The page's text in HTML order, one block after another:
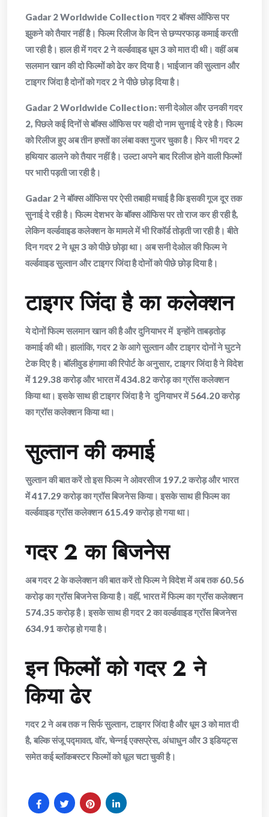
Gadar 2 Worldwide Collection गदर 2 बॉक्स ऑफिस पर
झुकने को तैयार नहीं है। फिल्म रिलीज के दिन से छप्परफाड़ कमाई करती
जा रही है। हाल ही में गदर 2 ने वर्ल्डवाइड धूम 3 को मात दी थी। वहीं अब
सलमान खान की दो फिल्मों को ढेर कर दिया है। भाईजान की सुल्तान और
टाइगर जिंदा है दोनों को गदर 2 ने पीछे छोड़ दिया है।
Gadar 2 Worldwide Collection: सनी देओल और उनकी गदर
2, पिछले कई दिनों से बॉक्स ऑफिस पर यही दो नाम सुनाई दे रहे है। फिल्म
को रिलीज हुए अब तीन हफ्तों का लंबा वक्त गुजर चुका है। फिर भी गदर 2
हथियार डालने को तैयार नहीं है। उल्टा अपने बाद रिलीज होने वाली फिल्मों
पर भारी पड़ती जा रही है।
Gadar 2 ने बॉक्स ऑफिस पर ऐसी तबाही मचाई है कि इसकी गूज दूर तक
सुनाई दे रही है। फिल्म देशभर के बॉक्स ऑफिस पर तो राज कर ही रही है,
लेकिन वर्ल्डवाइड कलेक्शन के मामले में भी रिकॉर्ड तोड़ती जा रही है। बीते
दिन गदर 2 ने धूम 3 को पीछे छोड़ा था। अब सनी देओल की फिल्म ने
वर्ल्डवाइड सुल्तान और टाइगर जिंदा है दोनों को पीछे छोड़ दिया है।
टाइगर जिंदा है का कलेक्शन
ये दोनों फिल्म सलमान खान की है और दुनियाभर में इन्होंने ताबड़तोड़
कमाई की थी। हालांकि, गदर 2 के आगे सुल्तान और टाइगर दोनों ने घुटने
टेक दिए है। बॉलीवुड हंगामा की रिपोर्ट के अनुसार, टाइगर जिंदा है ने विदेश
में 129.38 करोड़ और भारत में 434.82 करोड़ का ग्रॉस कलेक्शन
किया था। इसके साथ ही टाइगर जिंदा है ने दुनियाभर में 564.20 करोड़
का ग्रॉस कलेक्शन किया था।
सुल्तान की कमाई
सुल्तान की बात करें तो इस फिल्म ने ओवरसीज 197.2 करोड़ और भारत
में 417.29 करोड़ का ग्रॉस बिजनेस किया। इसके साथ ही फिल्म का
वर्ल्डवाइड ग्रॉस कलेक्शन 615.49 करोड़ हो गया था।
गदर 2 का बिजनेस
अब गदर 2 के कलेक्शन की बात करें तो फिल्म ने विदेश में अब तक 60.56
करोड़ का ग्रॉस बिजनेस किया है। वहीं, भारत में फिल्म का ग्रॉस कलेक्शन
574.35 करोड़ है। इसके साथ ही गदर 2 का वर्ल्डवाइड ग्रॉस बिजनेस
634.91 करोड़ हो गया है।
इन फिल्मों को गदर 2 ने
किया ढेर
गदर 2 ने अब तक न सिर्फ सुल्तान, टाइगर जिंदा है और धूम 3 को मात दी
है, बल्कि संजू पद्मावत, वॉर, चेन्नई एक्सप्रेस, अंधाधुन और 3 इडियट्स
समेत कई ब्लॉकबस्टर फिल्मों को धूल चटा चुकी है।